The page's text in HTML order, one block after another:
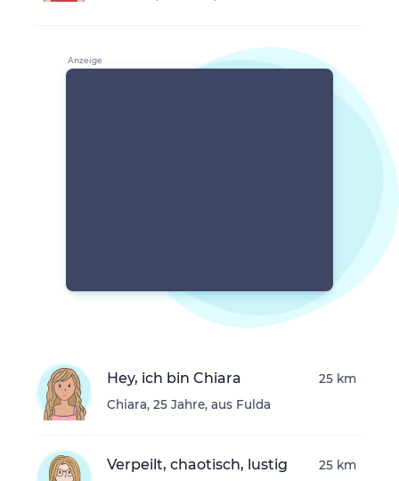
Hey, ich bin Chiara
Chiara, 25 Jahre, aus Fulda
25 km
Verpeilt, chaotisch, lustig 25 km